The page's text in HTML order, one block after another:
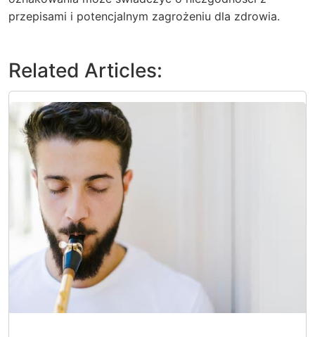
przepisami i potencjalnym zagrożeniu dla zdrowia.
Related Articles: